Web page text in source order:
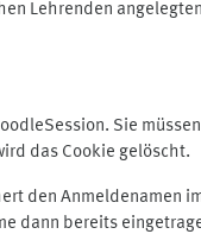
Lehrenden
Sie
das Cookie gelöscht.
den Anmeldenamen
dann bereits